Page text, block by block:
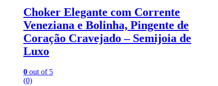
Choker Elegante com Corrente
Veneziana e Bolinha, Pingente de
Coração Cravejado – Semijoia de
Luxo
0 out of 5
(0)